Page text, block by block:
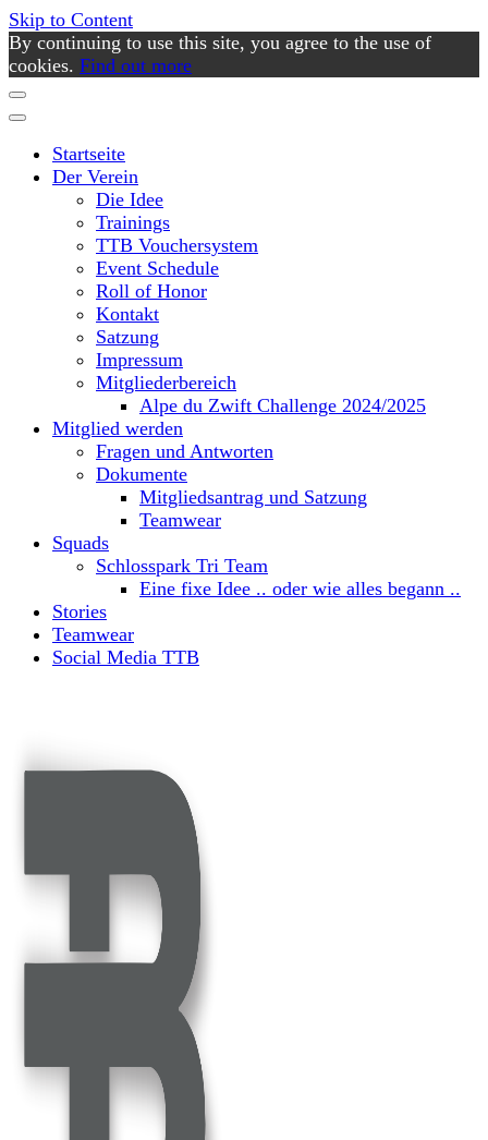
Skip to Content
By continuing to use this site, you agree to the use of
cookies. Find out more
Startseite
Der Verein
Die Idee
Trainings
TTB Vouchersystem
Event Schedule
Roll of Honor
Kontakt
Satzung
Impressum
Mitgliederbereich
Alpe du Zwift Challenge 2024/2025
Mitglied werden
Fragen und Antworten
Dokumente
Mitgliedsantrag und Satzung
Teamwear
Squads
Schlosspark Tri Team
Eine fixe Idee .. oder wie alles begann ..
Stories
Teamwear
Social Media TTB